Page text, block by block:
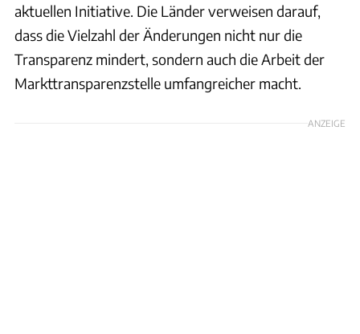
aktuellen Initiative. Die Länder verweisen darauf,
dass die Vielzahl der Änderungen nicht nur die
Transparenz mindert, sondern auch die Arbeit der
Markttransparenzstelle umfangreicher macht.
ANZEIGE